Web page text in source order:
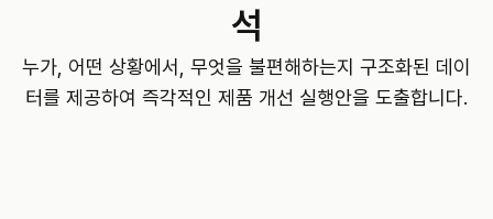
석
누가, 어떤 상황에서, 무엇을 불편해하는지 구조화된 데이
터를 제공하여 즉각적인 제품 개선 실행안을 도출합니다.